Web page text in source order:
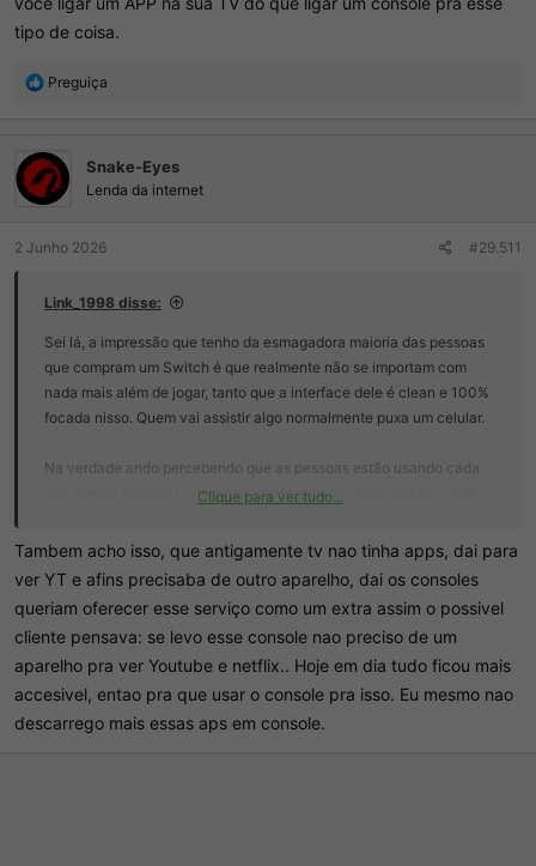
tipo de coisa.
R
õ
e
s
Preguiça
Snake-Eyes
Lenda da internet
2 Junho 2026 #29.511
Link_1998 disse:
Sei lá, a impressão que tenho da esmagadora maioria das pessoas
que compram um Switch é que realmente não se importam com
nada mais além de jogar, tanto que a interface dele é clean e 100%
focada nisso. Quem vai assistir algo normalmente puxa um celular.
Na verdade ando percebendo que as pessoas estão usando cada
vez menos consoles com esse intuito; é muito mais simples você
coisa.
Clique para ver tudo...
Tambem acho isso, que antigamente tv nao tinha apps, dai para
ver YT e afins precisaba de outro aparelho, dai os consoles
queriam oferecer esse serviço como um extra assim o possivel
cliente pensava: se levo esse console nao preciso de um
aparelho pra ver Youtube e netflix.. Hoje em dia tudo ficou mais
accesivel, entao pra que usar o console pra isso. Eu mesmo nao
descarrego mais essas aps em console.